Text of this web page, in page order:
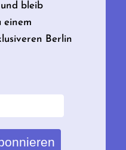
bleib
einem
Berlin